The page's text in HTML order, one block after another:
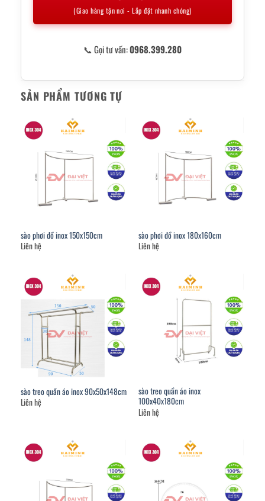
(Giao hàng tận nơi - Lắp đặt nhanh chóng)
📞 Gọi tư vấn:0968.399.280
SẢN PHẨM TƯƠNG TỰ
sào phơi đồ inox 150x150cm
Liên hệ
sào phơi đồ inox 180x160cm
Liên hệ
sào treo quần áo inox 90x50x148cm
Liên hệ
sào treo quần áo inox
100x40x180cm
Liên hệ